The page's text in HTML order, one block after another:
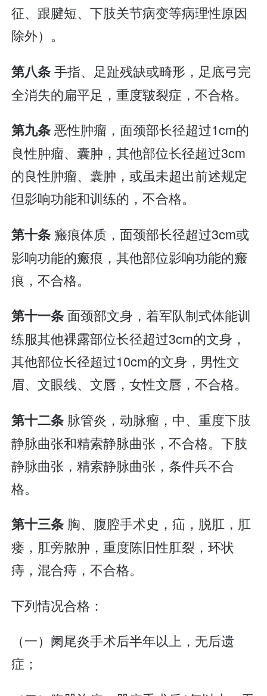
征、跟腱短、下肢关节病变等病理性原因
除外）。
第八条手指、足趾残缺或畸形，足底弓完
全消失的扁平足，重度皲裂症，不合格。
第九条恶性肿瘤，面颈部长径超过1cm的
良性肿瘤、囊肿，其他部位长径超过3cm
的良性肿瘤、囊肿，或虽未超出前述规定
但影响功能和训练的，不合格。
第十条 瘢痕体质，面颈部长径超过3cm或
影响功能的瘢痕，其他部位影响功能的瘢
痕，不合格。
第十一条面颈部文身，着军队制式体能训
练服其他裸露部位长径超过3cm的文身，
其他部位长径超过10cm的文身，男性文
眉、文眼线、文唇，女性文唇，不合格。
第十二条 脉管炎，动脉瘤，中、重度下肢
静脉曲张和精索静脉曲张，不合格。下肢
静脉曲张，精索静脉曲张，条件兵不合
格。
第十三条 胸、腹腔手术史，疝，脱肛，肛
瘘，肛旁脓肿，重度陈旧性肛裂，环状
痔，混合痔，不合格。
下列情况合格：
（一）阑尾炎手术后半年以上，无后遗
症；